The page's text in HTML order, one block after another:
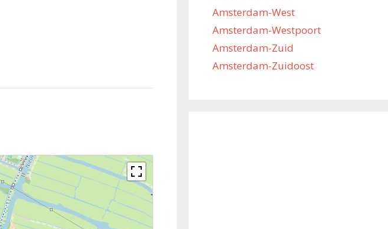
Amsterdam-West
Amsterdam-Westpoort
Amsterdam-Zuid
Amsterdam-Zuidoost